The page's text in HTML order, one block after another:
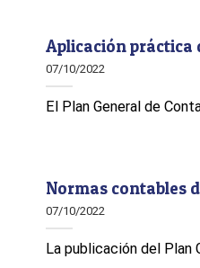
Aplicación práctica
07/10/2022
El Plan General de
Normas contables
07/10/2022
La publicación del Plan